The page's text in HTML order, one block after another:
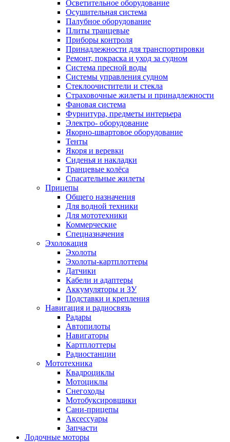
Осветительное оборудование
Осушительная система
Палубное оборудование
Плиты транцевые
Приборы контроля
Принадлежности для транспортировки
Ремонт, покраска и уход за судном
Система пресной воды
Системы управления судном
Стеклоочистители и стекла
Страховочные жилеты и принадлежности
Фановая система
Фурнитура, предметы интерьера
Электро- оборудование
Якорно-швартовое оборудование
Тенты
Якоря и веревки
Сиденья и накладки
Транцевые колёса
Спасательные жилеты
Прицепы
Общего назначения
Для водной техники
Для мототехники
Коммерческие
Спецназначения
Эхолокация
Эхолоты
Эхолоты-картплоттеры
Датчики
Кабели и адаптеры
Аккумуляторы и ЗУ
Подставки и крепления
Навигация и радиосвязь
Радары
Автопилоты
Навигаторы
Картплоттеры
Радиостанции
Мототехника
Квадроциклы
Мотоциклы
Снегоходы
Мотобуксировщики
Сани-прицепы
Аксессуары
Запчасти
Лодочные моторы